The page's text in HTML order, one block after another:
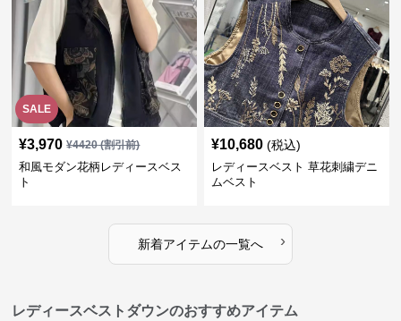
SALE
¥3,970 ¥4420(割引前)
和風モダン花柄レディースベス
ト
¥10,680 (税込)
レディースベスト 草花刺繍デニ
ムベスト
新着アイテムの一覧へ ›
レディースベストダウンのおすすめアイテム